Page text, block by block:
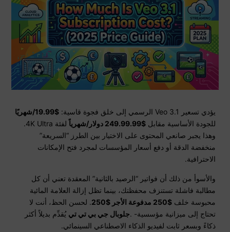
يؤدي تسعير Veo 3.1 الرسمي إلى خلق فجوة قاسية:
$19.99/شهريًا
للجودة الأساسية مقابل$249.99.99 دولار/شهرياً
لفئة 4K Ultra.
وهذا يجبر صانعي المحتوى على الاختيار بين الطرز “السريعة”
منخفضة الدقة أو دفع أسعار المؤسسات لمجرد فتح الإمكانات
الاحترافية.
والأسوأ من ذلك أن فواتير “الرصيد بالثانية” المعقدة تعني أن كل
مطالبة فاشلة تستنزف محفظتك، بينما تظل إزالة العلامة المائية
محبوسة خلف$250 مدفوعة الأجر $250
. لحسن الحظ، أنت لا
تحتاج إلى ميزانية مؤسسية- .جلوبال جي بي تي تي يُقدِّم بديلاً أكثر
ذكاءً وبسعر ثابت لفيديو الذكاء الاصطناعي السينمائي.